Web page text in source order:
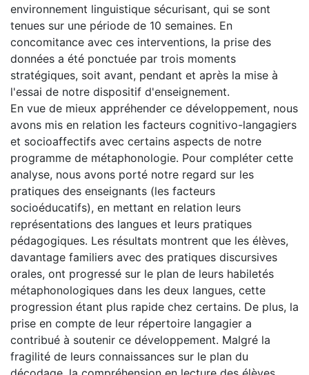
environnement linguistique sécurisant, qui se sont
tenues sur une période de 10 semaines. En
concomitance avec ces interventions, la prise des
données a été ponctuée par trois moments
stratégiques, soit avant, pendant et après la mise à
l'essai de notre dispositif d'enseignement.
En vue de mieux appréhender ce développement, nous
avons mis en relation les facteurs cognitivo-langagiers
et socioaffectifs avec certains aspects de notre
programme de métaphonologie. Pour compléter cette
analyse, nous avons porté notre regard sur les
pratiques des enseignants (les facteurs
socioéducatifs), en mettant en relation leurs
représentations des langues et leurs pratiques
pédagogiques. Les résultats montrent que les élèves,
davantage familiers avec des pratiques discursives
orales, ont progressé sur le plan de leurs habiletés
métaphonologiques dans les deux langues, cette
progression étant plus rapide chez certains. De plus, la
prise en compte de leur répertoire langagier a
contribué à soutenir ce développement. Malgré la
fragilité de leurs connaissances sur le plan du